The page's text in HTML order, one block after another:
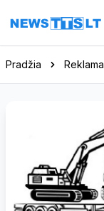
Eiti į turinį
Pradžia Reklama